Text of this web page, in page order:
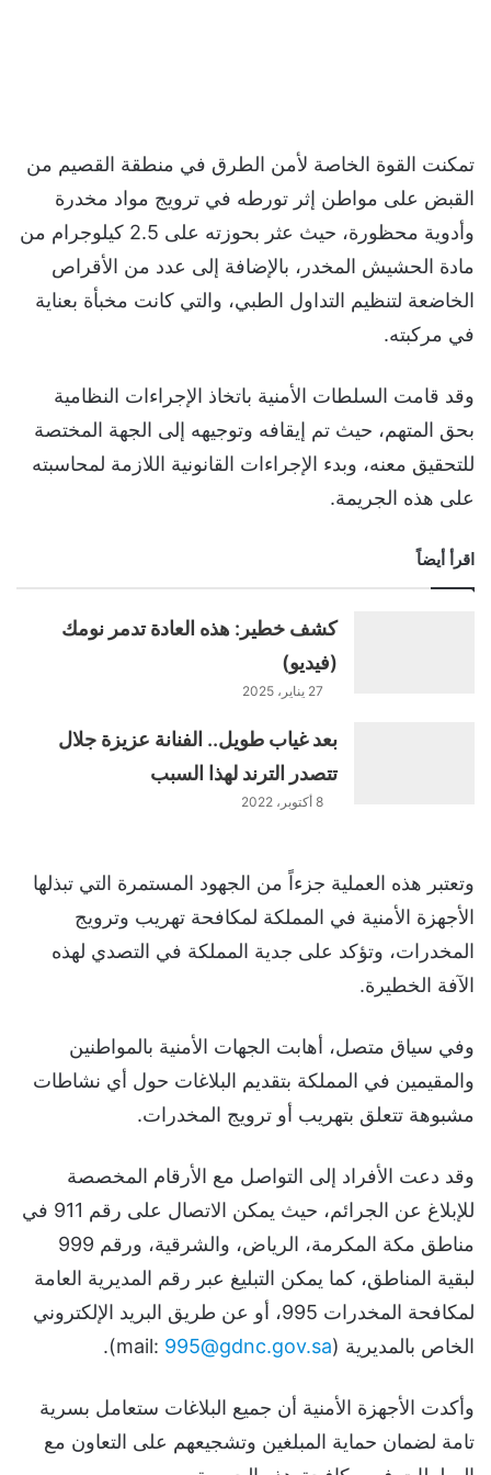
تمكنت القوة الخاصة لأمن الطرق في منطقة القصيم من
القبض على مواطن إثر تورطه في ترويج مواد مخدرة
وأدوية محظورة، حيث عثر بحوزته على 2.5 كيلوجرام من
مادة الحشيش المخدر، بالإضافة إلى عدد من الأقراص
الخاضعة لتنظيم التداول الطبي، والتي كانت مخبأة بعناية
في مركبته.
وقد قامت السلطات الأمنية باتخاذ الإجراءات النظامية
بحق المتهم، حيث تم إيقافه وتوجيهه إلى الجهة المختصة
للتحقيق معنه، وبدء الإجراءات القانونية اللازمة لمحاسبته
على هذه الجريمة.
اقرأ أيضاً
كشف خطير: هذه العادة تدمر نومك
(فيديو)
27 يناير، 2025
بعد غياب طويل.. الفنانة عزيزة جلال
تتصدر الترند لهذا السبب
8 أكتوبر، 2022
وتعتبر هذه العملية جزءاً من الجهود المستمرة التي تبذلها
الأجهزة الأمنية في المملكة لمكافحة تهريب وترويج
المخدرات، وتؤكد على جدية المملكة في التصدي لهذه
الآفة الخطيرة.
وفي سياق متصل، أهابت الجهات الأمنية بالمواطنين
والمقيمين في المملكة بتقديم البلاغات حول أي نشاطات
مشبوهة تتعلق بتهريب أو ترويج المخدرات.
وقد دعت الأفراد إلى التواصل مع الأرقام المخصصة
للإبلاغ عن الجرائم، حيث يمكن الاتصال على رقم 911 في
مناطق مكة المكرمة، الرياض، والشرقية، ورقم 999
لبقية المناطق، كما يمكن التبليغ عبر رقم المديرية العامة
لمكافحة المخدرات 995، أو عن طريق البريد الإلكتروني
الخاص بالمديرية (mail:995@gdnc.gov.sa
).
وأكدت الأجهزة الأمنية أن جميع البلاغات ستعامل بسرية
تامة لضمان حماية المبلغين وتشجيعهم على التعاون مع